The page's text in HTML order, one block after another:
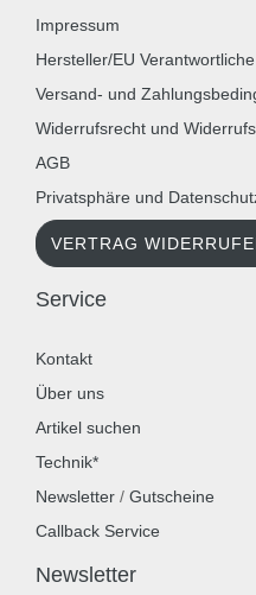
Impressum
Hersteller/EU
Versand- und
Widerrufsrecht und
AGB
Privatsphäre und
VERTRAG
Service
Kontakt
Über uns
Artikel suchen
Technik*
Newsletter / Gutscheine
Callback Service
Newsletter